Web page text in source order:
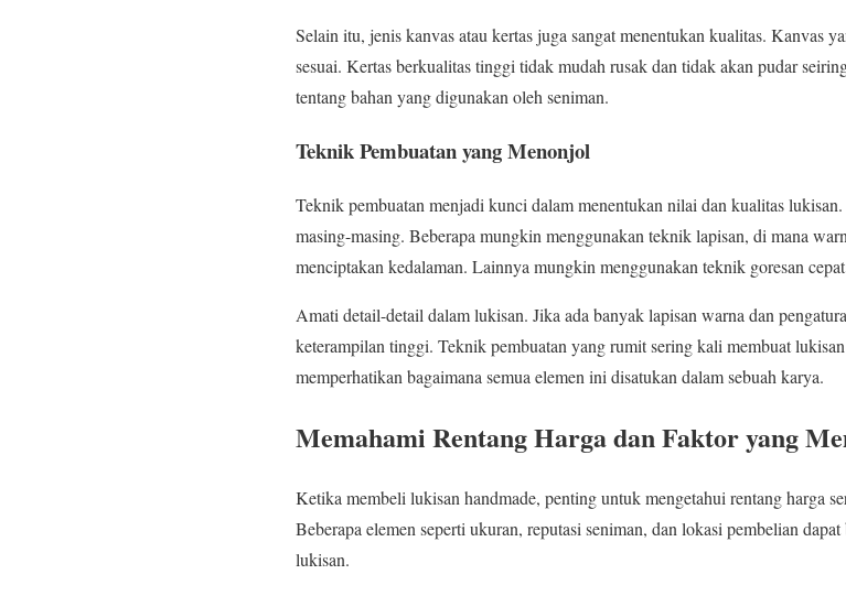
Selain itu, jenis kanvas atau kertas juga sangat menentukan kualitas. Kanvas
sesuai. Kertas berkualitas tinggi tidak mudah rusak dan tidak akan pudar
tentang bahan yang digunakan oleh seniman.
Teknik Pembuatan yang Menonjol
Teknik pembuatan menjadi kunci dalam menentukan nilai dan kualitas
masing-masing. Beberapa mungkin menggunakan teknik lapisan, di mana
menciptakan kedalaman. Lainnya mungkin menggunakan teknik goresan
Amati detail-detail dalam lukisan. Jika ada banyak lapisan warna dan
keterampilan tinggi. Teknik pembuatan yang rumit sering kali membuat
memperhatikan bagaimana semua elemen ini disatukan dalam sebuah karya.
Memahami Rentang Harga dan Faktor yang
Ketika membeli lukisan handmade, penting untuk mengetahui rentang harga
Beberapa elemen seperti ukuran, reputasi seniman, dan lokasi pembelian
lukisan.